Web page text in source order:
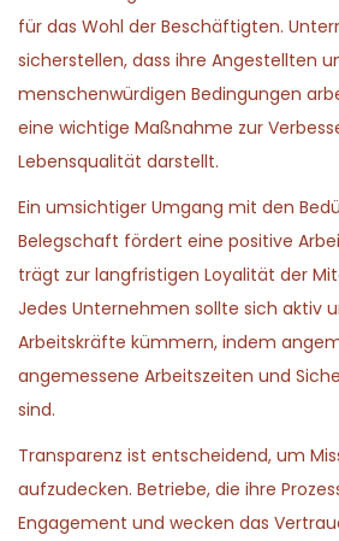
für das Wohl der Beschäftigten.
sicherstellen, dass ihre Angestellten
menschenwürdigen Bedingungen
eine wichtige Maßnahme zur
Lebensqualität darstellt.
Ein umsichtiger Umgang mit den
Belegschaft fördert eine positive
trägt zur langfristigen Loyalität der
Jedes Unternehmen sollte sich aktiv
Arbeitskräfte kümmern, indem
angemessene Arbeitszeiten und
sind.
Transparenz ist entscheidend, um
aufzudecken. Betriebe, die ihre
Engagement und wecken das